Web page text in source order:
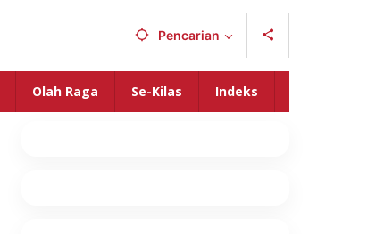
Pencarian
Olah Raga Se-Kilas Indeks